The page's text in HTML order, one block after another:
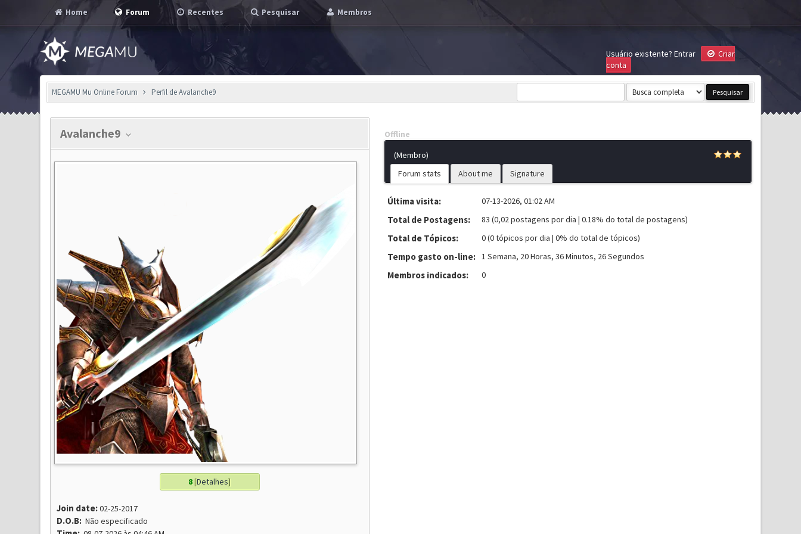
Home Forum Recentes Pesquisar Membros
Usuário existente? Entrar
Criar
conta
MEGAMU Mu Online Forum Perfil de Avalanche9
Avalanche9
8[Detalhes]
Join date:02-25-2017
D.O.B:Não especificado
Offline
(Membro)
Forum stats
About me Signature
Última visita: 07-13-2026, 01:02 AM
Total de Postagens: 83 (0,02 postagens por dia | 0.18% do total de postagens)
Total de Tópicos: 0 (0 tópicos por dia | 0% do total de tópicos)
Tempo gasto on-line: 1 Semana, 20 Horas, 36 Minutos, 26 Segundos
Membros indicados: 0